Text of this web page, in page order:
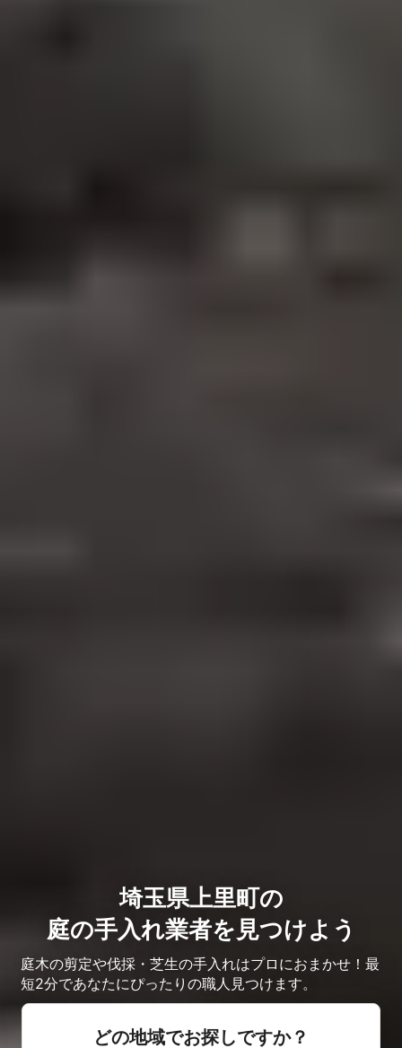
埼玉県上里町の
庭の手入れ業者を見つけよう
庭木の剪定や伐採・芝生の手入れはプロにおまかせ！最
短2分であなたにぴったりの職人見つけます。
どの地域でお探しですか？